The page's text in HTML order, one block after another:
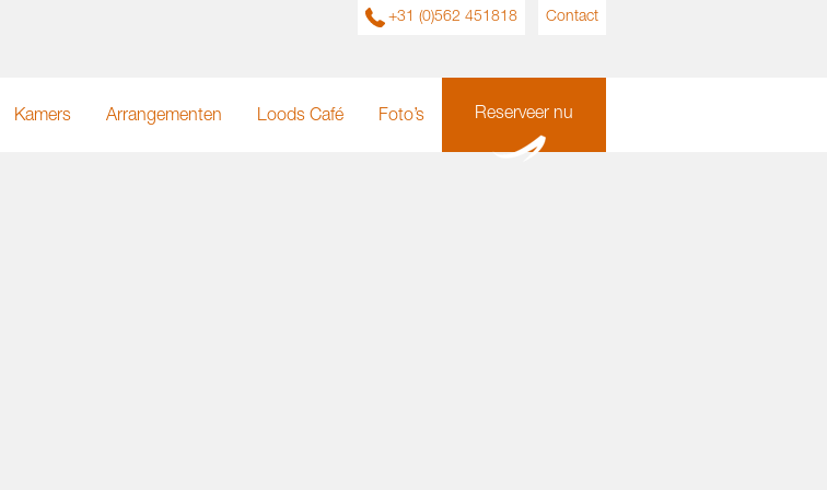
+31 (0)562 451818 Contact
Kamers Arrangementen Loods Café Foto’s Reserveer nu